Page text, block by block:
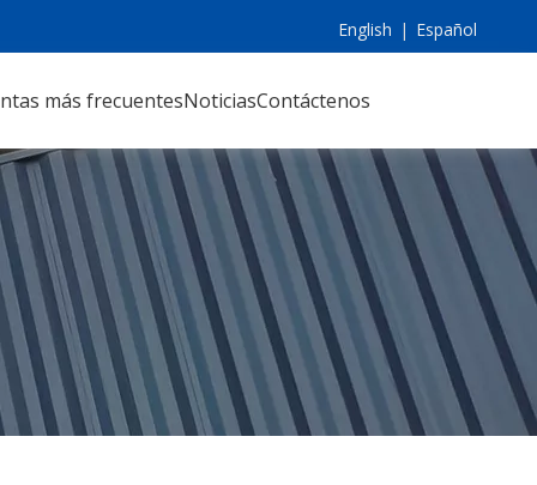
English | Español
más frecuentesNoticiasContáctenos